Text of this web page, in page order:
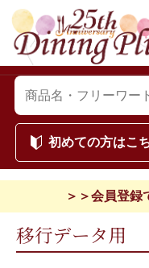
初めての方はこ
＞＞会員登録
移行データ用